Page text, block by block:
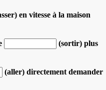
en vitesse à la maison
(sortir) plus
(aller) directement demander